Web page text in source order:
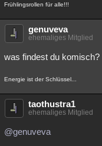
Frühlingsrollen für alle!!!
genuveva
ehemaliges Mitglied
was findest du komisch?
Energie ist der Schlüssel...
taothustra1
ehemaliges Mitglied
@genuveva